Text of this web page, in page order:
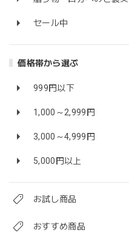
セール中
価格帯から選ぶ
999円以下
1,000～2,999円
3,000～4,999円
5,000円以上
お試し商品
おすすめ商品